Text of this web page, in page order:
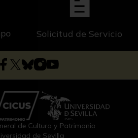
Solicitud de Servicio
de Cultura y Patrimonio
de Sevilla